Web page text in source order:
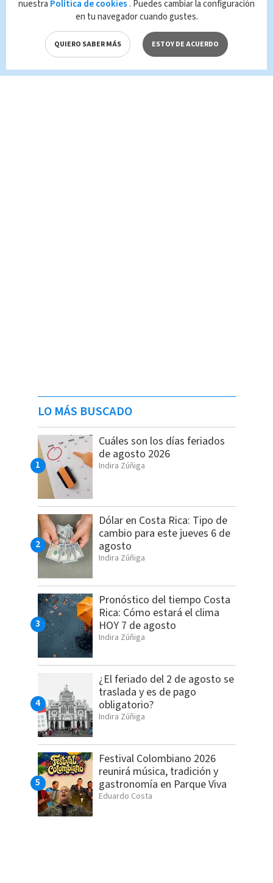
leyes aplicables.
LO MÁS BUSCADO
Cuáles son los días feriados
de agosto 2026
Indira Zúñiga
Dólar en Costa Rica: Tipo de
cambio para este jueves 6 de
agosto
Indira Zúñiga
Pronóstico del tiempo Costa
Rica: Cómo estará el clima
HOY 7 de agosto
Indira Zúñiga
¿El feriado del 2 de agosto se
traslada y es de pago
obligatorio?
Indira Zúñiga
Festival Colombiano 2026
reunirá música, tradición y
gastronomía en Parque Viva
Eduardo Costa
nuestra Política de cookies . Puedes cambiar la configuración
en tu navegador cuando gustes.
QUIERO SABER MÁS ESTOY DE ACUERDO